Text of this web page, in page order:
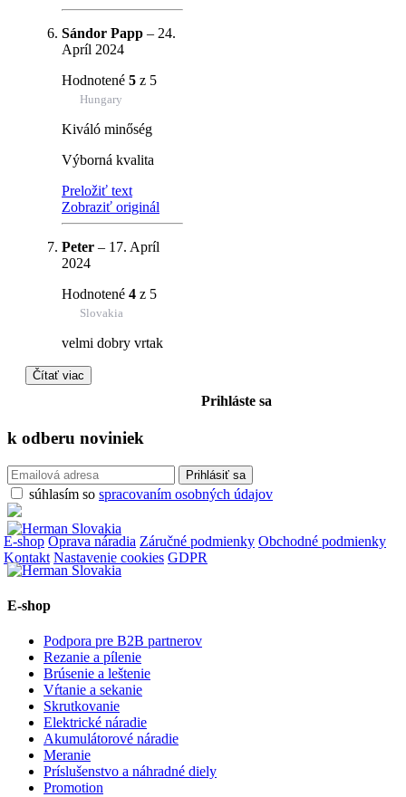
Sándor Papp – 24.
Apríl 2024
Hodnotené 5 z 5
Hungary
Kiváló minőség
Výborná kvalita
Preložiť text
Zobraziť originál
Peter – 17. Apríl
2024
Hodnotené 4 z 5
Slovakia
velmi dobry vrtak
Čítať viac
Prihláste sa
k odberu noviniek
súhlasím so spracovaním osobných údajov
E-shop Oprava náradia Záručné podmienky Obchodné podmienky
Kontakt Nastavenie cookies GDPR
E-shop
Podpora pre B2B partnerov
Rezanie a pílenie
Brúsenie a leštenie
Vŕtanie a sekanie
Skrutkovanie
Elektrické náradie
Akumulátorové náradie
Meranie
Príslušenstvo a náhradné diely
Promotion